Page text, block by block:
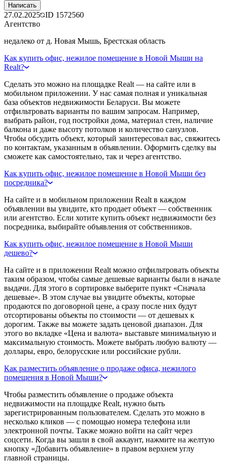
Написать
27.02.2025 ID 1572560
Агентство
недалеко от д. Новая Мышь, Брестская область
Как купить офис, нежилое помещение в Новой Мыши на
Realt?
Сделать это можно на площадке Realt — на сайте или в
мобильном приложении. У нас самая полная и уникальная
база объектов недвижимости Беларуси. Вы можете
отфильтровать варианты по вашим запросам. Например,
выбрать район, год постройки дома, материал стен, наличие
балкона и даже высоту потолков и количество санузлов.
Чтобы обсудить объект, который заинтересовал вас, свяжитесь
по контактам, указанным в объявлении. Оформить сделку вы
сможете как самостоятельно, так и через агентство.
Как купить офис, нежилое помещение в Новой Мыши без
посредника?
На сайте и в мобильном приложении Realt в каждом
объявлении вы увидите, кто продает объект — собственник
или агентство. Если хотите купить объект недвижимости без
посредника, выбирайте объявления от собственников.
Как купить офис, нежилое помещение в Новой Мыши
дешево?
На сайте и в приложении Realt можно отфильтровать объекты
таким образом, чтобы самые дешевые варианты были в начале
выдачи. Для этого в сортировке выберите пункт «Сначала
дешевые». В этом случае вы увидите объекты, которые
продаются по договорной цене, а сразу после них будут
отсортированы объекты по стоимости — от дешевых к
дорогим. Также вы можете задать ценовой диапазон. Для
этого во вкладке «Цена и валюта» выставьте минимальную и
максимальную стоимость. Можете выбрать любую валюту —
доллары, евро, белорусские или российские рубли.
Как разместить объявление о продаже офиса, нежилого
помещения в Новой Мыши?
Чтобы разместить объявление о продаже объекта
недвижимости на площадке Realt, нужно быть
зарегистрированным пользователем. Сделать это можно в
несколько кликов — с помощью номера телефона или
электронной почты. Также можно войти на сайт через
соцсети. Когда вы зашли в свой аккаунт, нажмите на желтую
кнопку «Добавить объявление» в правом верхнем углу
главной страницы.